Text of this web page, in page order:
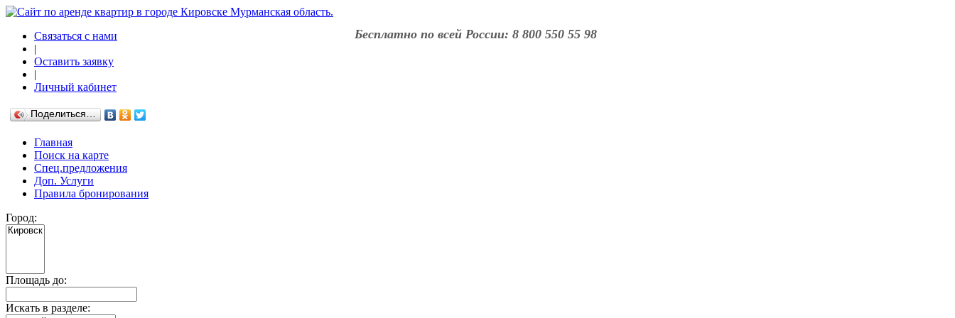
Бесплатно по всей России: 8 800 550 55 98
Связаться с нами
|
Оставить заявку
|
Личный кабинет
Поделиться…
Главная
Поиск на карте
Спец.предложения
Доп. Услуги
Правила бронирования
Город:
Площадь до:
Искать в разделе: